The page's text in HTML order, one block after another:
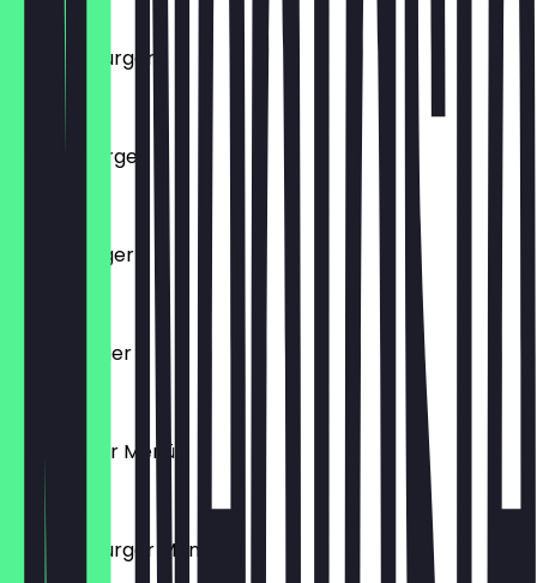
7,50 €
Chicken Burger
7,50 €
Cheeseburger
Tushe Burger
Chico Burger
Hamburger Menü
10,90 €
Chicken Burger Menü